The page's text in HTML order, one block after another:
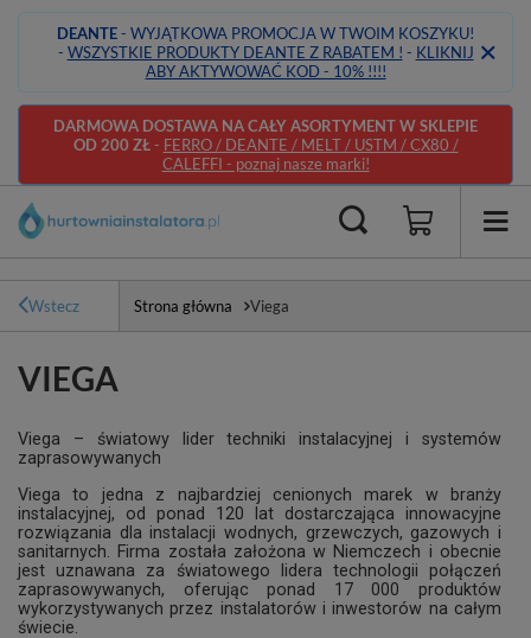
DEANTE- WYJĄTKOWA PROMOCJA W TWOIM KOSZYKU!
- WSZYSTKIE PRODUKTY DEANTE Z RABATEM ! - KLIKNIJ
ABY AKTYWOWAĆ KOD - 10% !!!!
DARMOWA DOSTAWA NA CAŁY ASORTYMENT W SKLEPIE
OD 200 ZŁ- FERRO / DEANTE / MELT / USTM / CX80 /
CALEFFI - poznaj nasze marki!
Wstecz Strona główna Viega
VIEGA
Viega – światowy lider techniki instalacyjnej i systemów
zaprasowywanych
Viega to jedna z najbardziej cenionych marek w branży
instalacyjnej, od ponad 120 lat dostarczająca innowacyjne
rozwiązania dla instalacji wodnych, grzewczych, gazowych i
sanitarnych. Firma została założona w Niemczech i obecnie
jest uznawana za światowego lidera technologii połączeń
zaprasowywanych, oferując ponad 17 000 produktów
wykorzystywanych przez instalatorów i inwestorów na całym
świecie.